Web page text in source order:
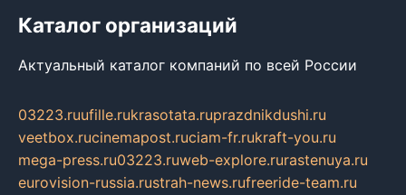
Каталог организаций
Актуальный каталог компаний по всей России
03223.ruufille.rukrasotata.ruprazdnikdushi.ru
veetbox.rucinemapost.ruciam-fr.rukraft-you.ru
mega-press.ru03223.ruweb-explore.rurastenuya.ru
eurovision-russia.rustrah-news.rufreeride-team.ru